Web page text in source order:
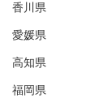
香川県
愛媛県
高知県
福岡県